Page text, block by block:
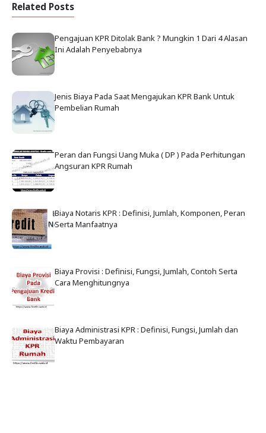
Related Posts
Pengajuan KPR Ditolak Bank ? Mungkin 1 Dari 4 Alasan
Ini Adalah Penyebabnya
Jenis Biaya Pada Saat Mengajukan KPR Bank Untuk
Pembelian Rumah
Peran dan Fungsi Uang Muka ( DP ) Pada Perhitungan
Angsuran KPR Rumah
Biaya Notaris KPR : Definisi, Jumlah, Komponen, Peran
Serta Manfaatnya
Biaya Provisi : Definisi, Fungsi, Jumlah, Contoh Serta
Cara Menghitungnya
Biaya Administrasi KPR : Definisi, Fungsi, Jumlah dan
Waktu Pembayaran